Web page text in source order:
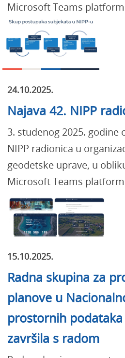
Microsoft Teams
24.10.2025.
Najava 42. NIPP
3. studenog 2025. godine
NIPP radionica u
geodetske uprave, u
Microsoft Teams
15.10.2025.
Radna skupina za
planove u
prostornih
završila s radom